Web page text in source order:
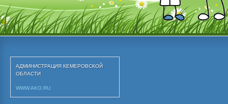
АДМИНИСТРАЦИЯ КЕМЕРОВСКОЙ
ОБЛАСТИ
WWW.AKO.RU